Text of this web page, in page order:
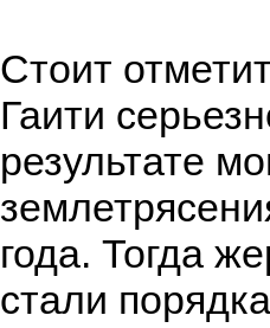
Стоит
Гаити
результате
года. Тогда
стали